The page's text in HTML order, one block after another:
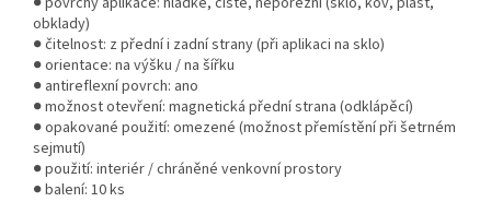
obklady)
● čitelnost: z přední i zadní strany (při aplikaci na sklo)
● orientace: na výšku / na šířku
● antireflexní povrch: ano
● možnost otevření: magnetická přední strana (odklápěcí)
● opakované použití: omezené (možnost přemístění při šetrném
sejmutí)
● použití: interiér / chráněné venkovní prostory
● balení: 10 ks